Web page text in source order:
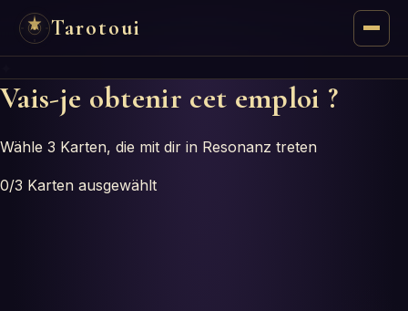
Tarotoui
Tarot
Réponses du Tarot
Vais-je obtenir cet emploi ?
Wähle 3 Karten, die mit dir in Resonanz treten
0/3 Karten ausgewählt